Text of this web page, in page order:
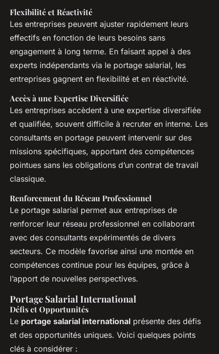
Flexibilité et Réactivité
Les entreprises peuvent ajuster rapidement leurs
effectifs en fonction de leurs besoins sans
engagement à long terme. En faisant appel à des
experts indépendants via le portage salarial, les
entreprises gagnent en flexibilité et en réactivité.
Accès à une Expertise Diversifiée
Les entreprises accèdent à une expertise diversifiée
et qualifiée, souvent difficile à recruter en interne. Les
consultants en portage peuvent intervenir sur des
missions spécifiques, apportant des compétences
pointues sans les obligations d’un contrat de travail
classique.
Renforcement du Réseau Professionnel
Le portage salarial permet aux entreprises de
renforcer leur réseau professionnel en collaborant
avec des consultants expérimentés de divers
secteurs. Ce modèle favorise ainsi une montée en
compétences continue pour les équipes, grâce à
l’apport de nouvelles perspectives.
Portage Salarial International
Défis et Opportunités
Le portage salarial international présente des défis
et des opportunités uniques. Voici quelques points
clés à considérer :